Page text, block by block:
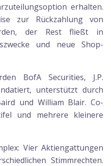
erhalten.
zur Rückzahlung von
der Rest fließt in
und neue Shop-
BofA Securities, J.P.
unterstützt durch
und William Blair. Co-
und mehrere kleinere
Vier Aktiengattungen
Stimmrechten.